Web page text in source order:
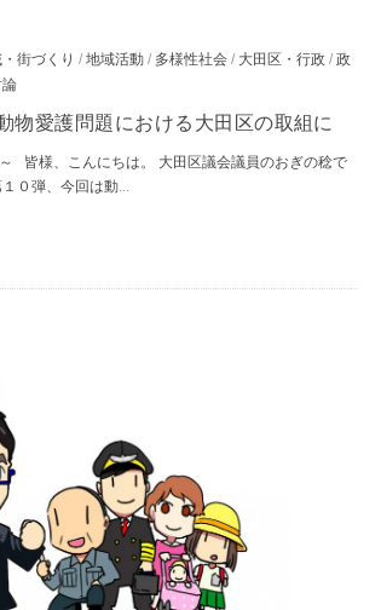
街づくり / 地域活動/ 多様性社会/ 大田区・行政 / 政
論
物愛護問題における大田区の取組に
皆様、こんにちは。 大田区議会議員のおぎの稔で
０弾、今回は動...